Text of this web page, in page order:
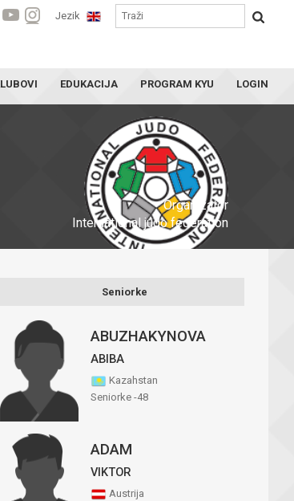
Jezik
EDUKACIJA PROGRAM KYU LOGIN
Organizator
International judo federation
Seniorke
ABUZHAKYNOVA
ABIBA
Kazahstan
Seniorke -48
ADAM
VIKTOR
Austrija